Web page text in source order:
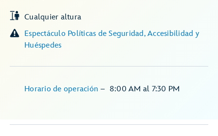
Cualquier altura
Espectáculo Políticas de Seguridad, Accesibilidad y
Huéspedes
Horario de operación– 8:00 AM al 7:30 PM